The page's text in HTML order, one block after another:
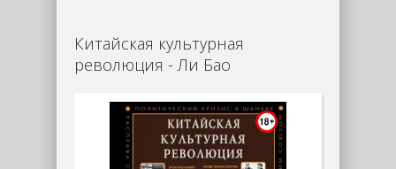
Китайская культурная
революция - Ли Бао